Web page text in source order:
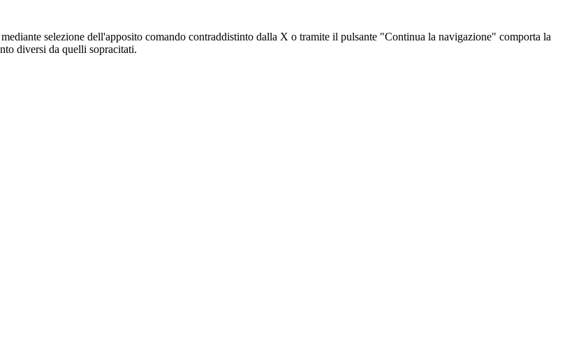
selezione dell'apposito comando contraddistinto dalla X o tramite il pulsante "Continua la navigazione" comporta la
diversi da quelli sopracitati.